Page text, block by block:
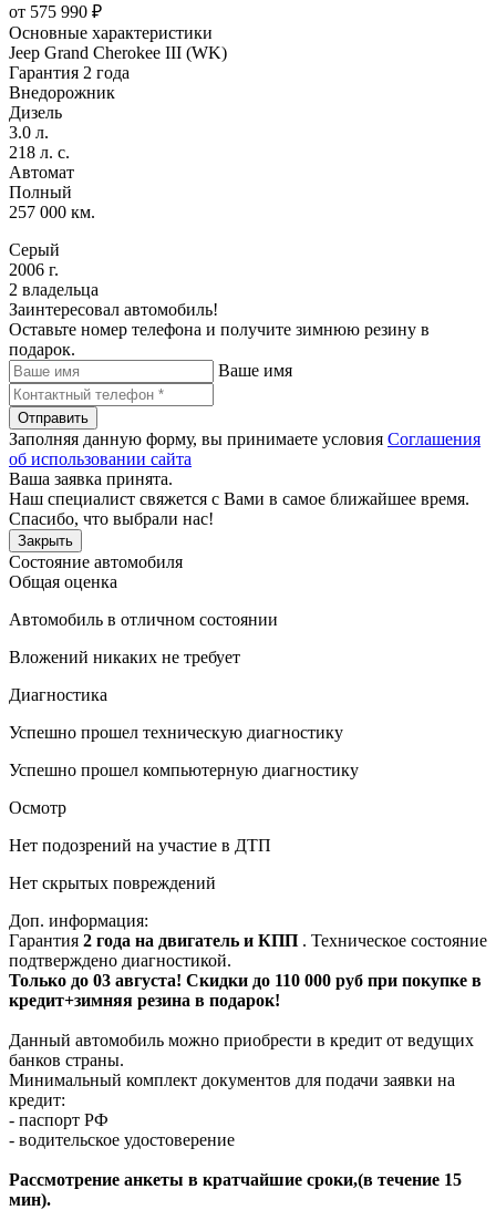
от 575 990 ₽
Основные характеристики
Jeep Grand Cherokee III (WK)
Гарантия 2 года
Внедорожник
Дизель
3.0 л.
218 л. с.
Автомат
Полный
257 000 км.
Серый
2006 г.
2 владельца
Заинтересовал автомобиль!
Оставьте номер телефона и получите зимнюю резину в
подарок.
Ваше имя
Отправить
Заполняя данную форму, вы принимаете условия Соглашения
об использовании сайта
Ваша заявка принята.
Наш специалист свяжется с Вами в самое ближайшее время.
Спасибо, что выбрали нас!
Закрыть
Состояние автомобиля
Общая оценка
Автомобиль в отличном состоянии
Вложений никаких не требует
Диагностика
Успешно прошел техническую диагностику
Успешно прошел компьютерную диагностику
Осмотр
Нет подозрений на участие в ДТП
Нет скрытых повреждений
Доп. информация:
Гарантия 2 года на двигатель и КПП . Техническое состояние
подтверждено диагностикой.
Только до 03 августа! Скидки до 110 000 руб при покупке в
кредит+зимняя резина в подарок!
Данный автомобиль можно приобрести в кредит от ведущих
банков страны.
Минимальный комплект документов для подачи заявки на
кредит:
- паспорт РФ
- водительское удостоверение
Рассмотрение анкеты в кратчайшие сроки,(в течение 15
мин).